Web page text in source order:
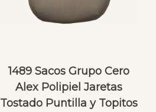
1489 Sacos Grupo Cero
Alex Polipiel Jaretas
Tostado Puntilla y Topitos